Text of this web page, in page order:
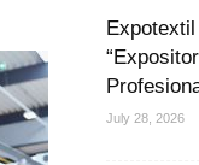
July 28, 2026